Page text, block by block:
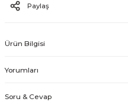
Paylaş
Ürün Bilgisi
Yorumları
Soru & Cevap